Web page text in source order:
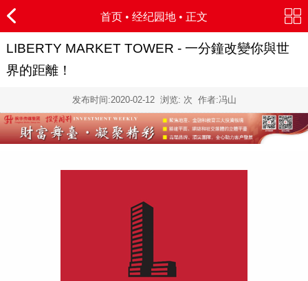
首页 • 经纪园地 • 正文
LIBERTY MARKET TOWER - 一分鐘改變你與世
界的距離！
发布时间:2020-02-12浏览: 次 作者:冯山